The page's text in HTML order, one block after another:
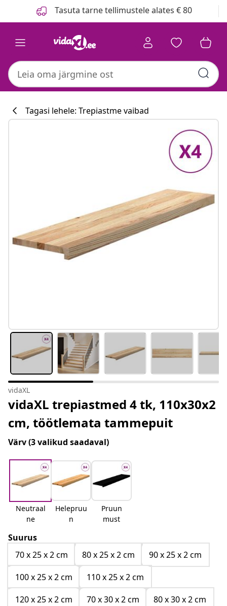
Tasuta tarne tellimustele alates € 80
Tagasi lehele: Trepiastme vaibad
vidaXL
vidaXL trepiastmed 4 tk, 110x30x2
cm, töötlemata tammepuit
Värv(3 valikud saadaval)
Neutraal
ne
Helepruu
n
Pruun
must
Suurus
70 x 25 x 2 cm
80 x 25 x 2 cm
90 x 25 x 2 cm
100 x 25 x 2 cm
110 x 25 x 2 cm
120 x 25 x 2 cm
70 x 30 x 2 cm
80 x 30 x 2 cm